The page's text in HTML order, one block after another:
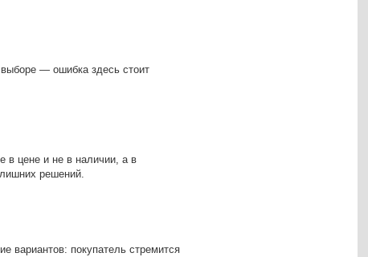
выборе — ошибка здесь стоит
в цене и не в наличии, а в
решений.
вариантов: покупатель стремится